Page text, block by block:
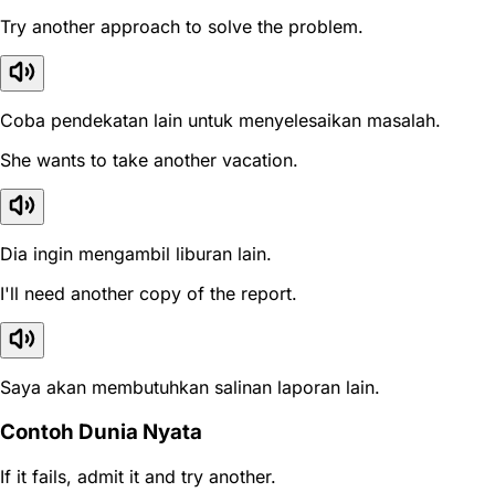
Try another approach to solve the problem.
Coba pendekatan lain untuk menyelesaikan masalah.
She wants to take another vacation.
Dia ingin mengambil liburan lain.
I'll need another copy of the report.
Saya akan membutuhkan salinan laporan lain.
Contoh Dunia Nyata
If it fails, admit it and try another.